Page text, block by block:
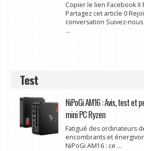
Copier le lien Facebook X
Partagez cet article 0
conversation Suivez-
...
Test
NiPoGi AM16 : Avis, test et
mini PC Ryzen
Fatigué des ordinateurs
encombrants et
NiPoGi AM16 : ce ...